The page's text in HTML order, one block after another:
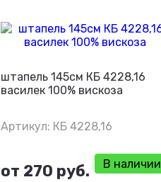
штапель 145см КБ 4228,16
василек 100% вискоза
Артикул: КБ 4228,16
от 270 руб. В наличии